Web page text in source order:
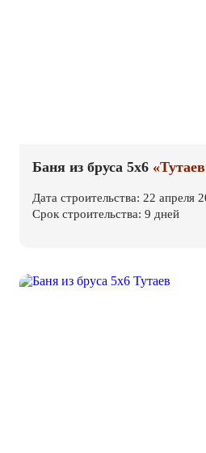
Баня из бруса 5х6
Дата строительства: 22 апреля
Срок строительства: 9 дней